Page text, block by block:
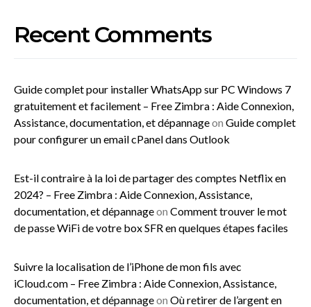
Recent Comments
Guide complet pour installer WhatsApp sur PC Windows 7
gratuitement et facilement – Free Zimbra : Aide Connexion,
Assistance, documentation, et dépannageon Guide complet
pour configurer un email cPanel dans Outlook
Est-il contraire à la loi de partager des comptes Netflix en
2024? – Free Zimbra : Aide Connexion, Assistance,
documentation, et dépannageon Comment trouver le mot
de passe WiFi de votre box SFR en quelques étapes faciles
Suivre la localisation de l’iPhone de mon fils avec
iCloud.com – Free Zimbra : Aide Connexion, Assistance,
documentation, et dépannageon Où retirer de l’argent en